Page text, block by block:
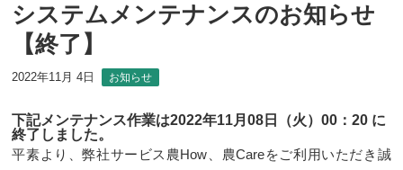
システムメンテナンスのお知らせ
【終了】
2022年11月 4日 お知らせ
下記メンテナンス作業は2022年11月08日（火）00：20 に
終了しました。
平素より、弊社サービス農How、農Careをご利用いただき誠